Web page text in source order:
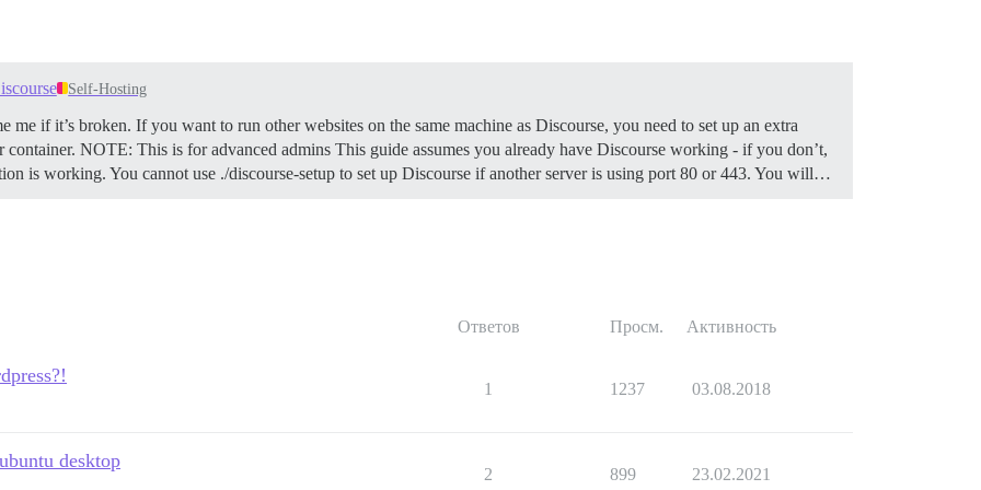
Self-Hosting
if it’s broken. If you want to run other websites on the same machine as Discourse, you need to set up an extra
NOTE: This is for advanced admins This guide assumes you already have Discourse working - if you don’t,
is working. You cannot use ./discourse-setup to set up Discourse if another server is using port 80 or 443. You will…
Ответов Просм. Активность
1 1237 03.08.2018
desktop
2 899 23.02.2021